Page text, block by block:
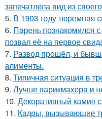
запечатлела вид из
5. В 1903 году тюремная
6. Пaрень познакомился
позвал её на первое
7. Развод прошёл, и
алименты.
8. Типичная ситуация в
9. Лучше парикмахера и
10. Декоративный камин
11. Кадры, вызывающие